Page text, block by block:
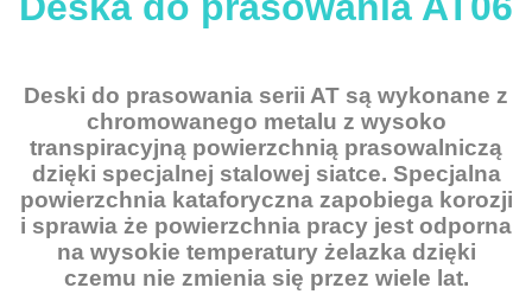
Deski do prasowania serii AT są wykonane z
chromowanego metalu z wysoko
transpiracyjną powierzchnią prasowalniczą
dzięki specjalnej stalowej siatce. Specjalna
powierzchnia kataforyczna zapobiega korozji
i sprawia że powierzchnia pracy jest odporna
na wysokie temperatury żelazka dzięki
czemu nie zmienia się przez wiele lat.